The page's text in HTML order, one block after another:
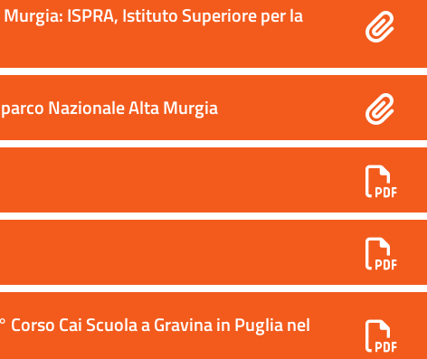
ISPRA, Istituto Superiore per la
parco Nazionale Alta Murgia
Cai Scuola a Gravina in Puglia nel